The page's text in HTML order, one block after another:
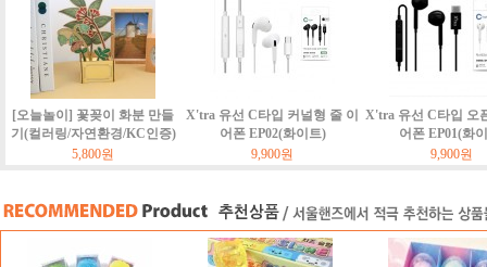
[오늘놀이] 꽃꽂이 화분 만들
기(컬러링/자연환경/KC인증)
5,800원
X'tra 유선 C타입 커널형 줄 이
어폰 EP02(화이트)
9,900원
X'tra 유선 C타입 오
어폰 EP01(화
9,900원